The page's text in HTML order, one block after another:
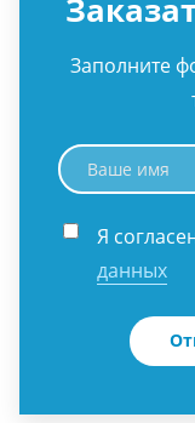
Заполните
Я
данных